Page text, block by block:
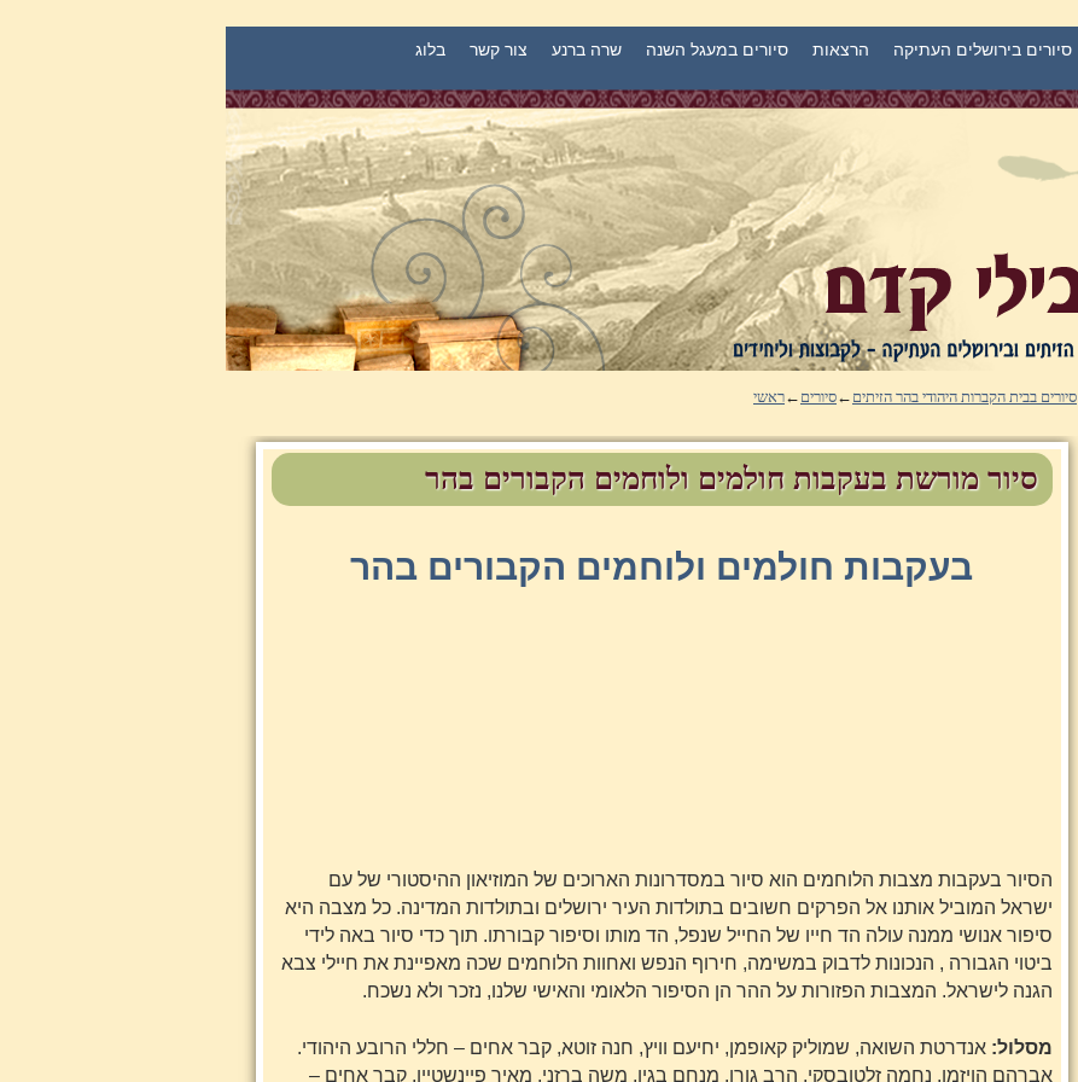
סיורים בירושלים העתיקה הרצאות סיורים במעגל השנה שרה ברנע צור קשר בלוג
סיורים בבית הקברות היהודי בהר הזיתים ←סיורים ←ראשי
סיור מורשת בעקבות חולמים ולוחמים הקבורים בהר
בעקבות חולמים ולוחמים הקבורים בהר
הסיור בעקבות מצבות הלוחמים הוא סיור במסדרונות הארוכים של המוזיאון ההיסטורי של עם
ישראל המוביל אותנו אל הפרקים חשובים בתולדות העיר ירושלים ובתולדות המדינה. כל מצבה היא
סיפור אנושי ממנה עולה הד חייו של החייל שנפל, הד מותו וסיפור קבורתו. תוך כדי סיור באה לידי
ביטוי הגבורה , הנכונות לדבוק במשימה, חירוף הנפש ואחוות הלוחמים שכה מאפיינת את חיילי צבא
הגנה לישראל. המצבות הפזורות על ההר הן הסיפור הלאומי והאישי שלנו, נזכר ולא נשכח.
מסלול: אנדרטת השואה, שמוליק קאופמן, יחיעם וויץ, חנה זוטא, קבר אחים – חללי הרובע היהודי.
אברהם הויזמן, נחמה זלטובסקי, הרב גורן. מנחם בגין, משה ברזני, מאיר פיינשטיין, קבר אחים –